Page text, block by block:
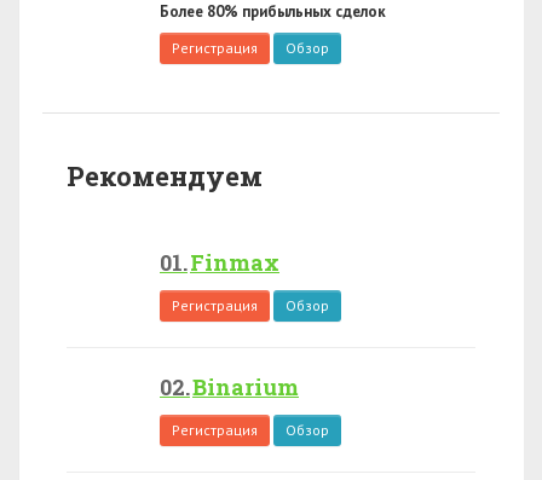
Более 80% прибыльных сделок
Регистрация Обзор
Рекомендуем
Finmax
Регистрация Обзор
Binarium
Регистрация Обзор